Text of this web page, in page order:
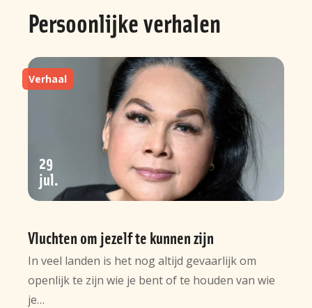
Persoonlijke verhalen
Vluchten om jezelf te kunnen zijn
Verhaal
29
jul
In veel landen is het nog altijd gevaarlijk om
openlijk te zijn wie je bent of te houden van wie
je…